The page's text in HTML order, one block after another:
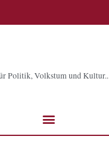
Politik, Volkstum und Kultur..